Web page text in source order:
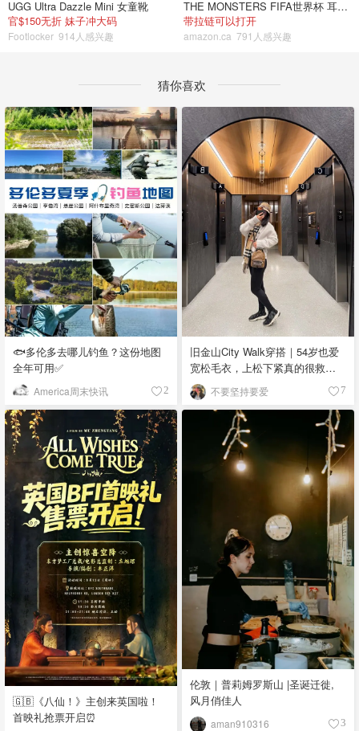
UGG Ultra Dazzle Mini 女童靴
官$150无折 妹子冲大码
Footlocker 914人感兴趣
THE MONSTERS FIFA世界杯 耳机包
带拉链可以打开
amazon.ca 791人感兴趣
猜你喜欢
🐟多伦多去哪儿钓鱼？这份地图
全年可用✅
America周末快讯 2
旧金山City Walk穿搭｜54岁也爱
宽松毛衣，上松下紧真的很救比
例
不要坚持要爱 7
🇬🇧《八仙！》主创来英国啦！
首映礼抢票开启⏰
伦敦｜普莉姆罗斯山 |圣诞迁徙,
风月俏佳人
aman910316 3